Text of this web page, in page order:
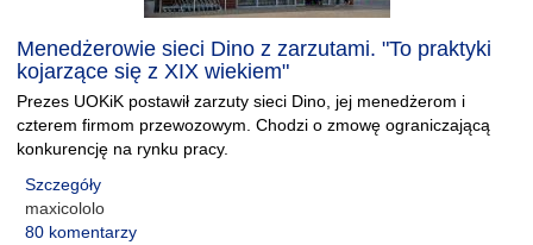
Menedżerowie sieci Dino z zarzutami. "To praktyki
kojarzące się z XIX wiekiem"
Prezes UOKiK postawił zarzuty sieci Dino, jej menedżerom i
czterem firmom przewozowym. Chodzi o zmowę ograniczającą
konkurencję na rynku pracy.
Szczegóły
maxicololo
80 komentarzy